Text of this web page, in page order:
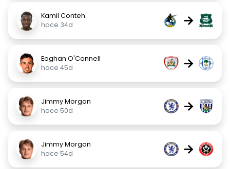
Kamil Conteh
hace 34d
→
Eoghan O'Connell
hace 45d
→
Jimmy Morgan
hace 50d
→
Jimmy Morgan
hace 54d
→